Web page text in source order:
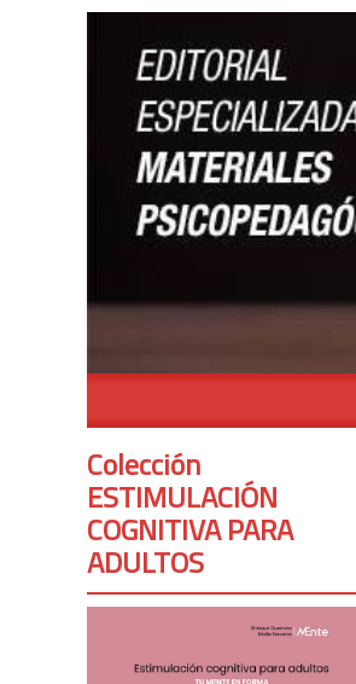
Colección
ESTIMULACIÓN
COGNITIVA PARA
ADULTOS